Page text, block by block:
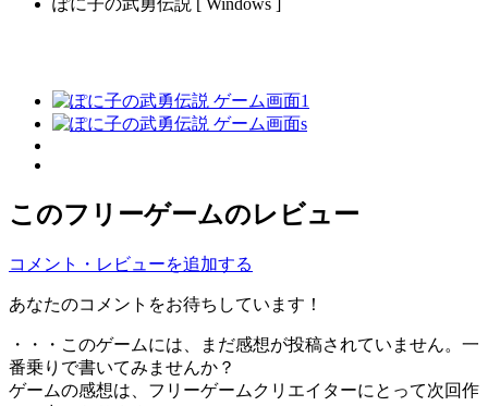
ぽに子の武勇伝説 [ Windows ]
このフリーゲームのレビュー
コメント・レビューを追加する
あなたのコメントをお待ちしています！
・・・このゲームには、まだ感想が投稿されていません。一
番乗りで書いてみませんか？
ゲームの感想は、フリーゲームクリエイターにとって次回作